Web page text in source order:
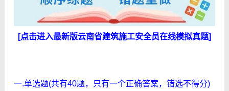
[点击进入最新版云南省建筑施工安全员在线模拟真题]
一.单选题(共有40题，只有一个正确答案，错选不得分)